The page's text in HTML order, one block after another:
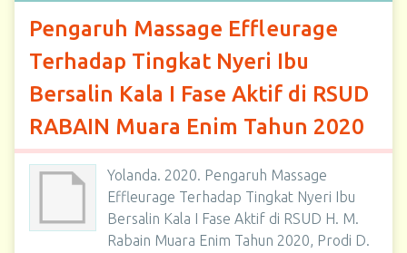
Pengaruh Massage Effleurage
Terhadap Tingkat Nyeri Ibu
Bersalin Kala I Fase Aktif di RSUD
RABAIN Muara Enim Tahun 2020
Yolanda. 2020. Pengaruh Massage
Effleurage Terhadap Tingkat Nyeri Ibu
Bersalin Kala I Fase Aktif di RSUD H. M.
Rabain Muara Enim Tahun 2020, Prodi D.